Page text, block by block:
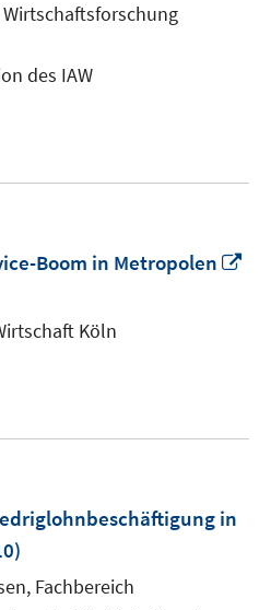
des IAW
Boom in Metropolen
Köln
in
Fachbereich